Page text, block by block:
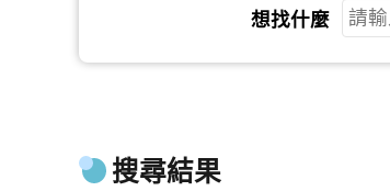
想找什麼
搜尋結果